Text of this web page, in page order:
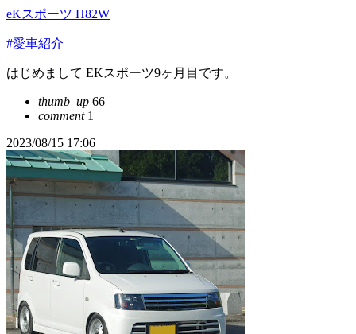
eKスポーツ H82W
#愛車紹介
はじめまして EKスポーツ9ヶ月目です。
thumb_up 66
comment1
2023/08/15 17:06